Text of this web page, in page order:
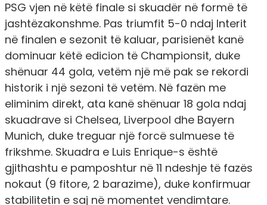
PSG vjen në këtë finale si skuadër në formë të
jashtëzakonshme. Pas triumfit 5-0 ndaj Interit
në finalen e sezonit të kaluar, parisienët kanë
dominuar këtë edicion të Championsit, duke
shënuar 44 gola, vetëm një më pak se rekordi
historik i një sezoni të vetëm. Në fazën me
eliminim direkt, ata kanë shënuar 18 gola ndaj
skuadrave si Chelsea, Liverpool dhe Bayern
Munich, duke treguar një forcë sulmuese të
frikshme. Skuadra e Luis Enrique-s është
gjithashtu e pamposhtur në 11 ndeshje të fazës
nokaut (9 fitore, 2 barazime), duke konfirmuar
stabilitetin e saj në momentet vendimtare.